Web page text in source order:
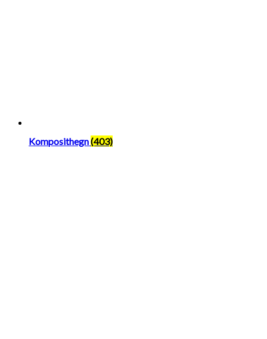
Komposithegn(403)